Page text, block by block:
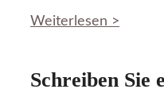
Weiterlesen >
Schreiben Sie